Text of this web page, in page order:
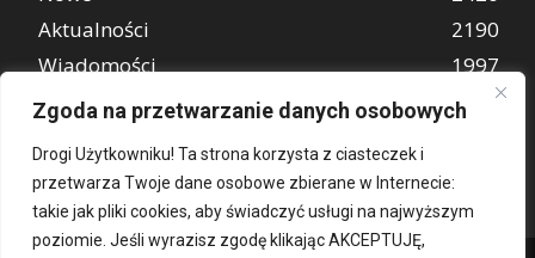
Zgoda na przetwarzanie danych osobowych
Drogi Użytkowniku! Ta strona korzysta z ciasteczek i
przetwarza Twoje dane osobowe zbierane w Internecie:
takie jak pliki cookies, aby świadczyć usługi na najwyższym
poziomie. Jeśli wyrazisz zgodę klikając AKCEPTUJĘ,
Aktualności
2190
Wiadomości
1997
REKLAMA
849